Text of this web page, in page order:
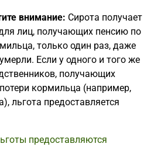
внимание: Сирота получает
лиц, получающих пенсию по
только один раз, даже
Если у одного и того же
получающих
кормильца (например,
льгота предоставляется
предоставляются